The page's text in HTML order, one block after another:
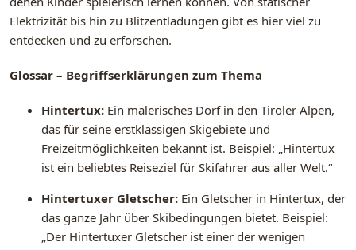
Elektrizität bis hin zu Blitzentladungen gibt es hier viel zu
entdecken und zu erforschen.
Glossar – Begriffserklärungen zum Thema
Hintertux: Ein malerisches Dorf in den Tiroler Alpen,
das für seine erstklassigen Skigebiete und
Freizeitmöglichkeiten bekannt ist. Beispiel: „Hintertux
ist ein beliebtes Reiseziel für Skifahrer aus aller Welt.“
Hintertuxer Gletscher: Ein Gletscher in Hintertux, der
das ganze Jahr über Skibedingungen bietet. Beispiel:
„Der Hintertuxer Gletscher ist einer der wenigen